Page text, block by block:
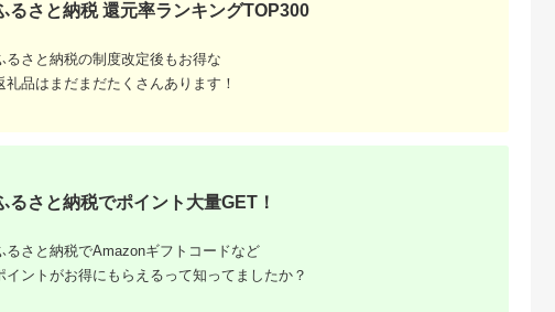
のふるさと納
売はおすす
禁止？
るさと納税 還元率ランキングTOP300
るさと納税の制度改定後もお得な
礼品はまだまだたくさんあります！
るさと納税でポイント大量GET！
るさと納税でAmazonギフトコードなど
イントがお得にもらえるって知ってましたか？